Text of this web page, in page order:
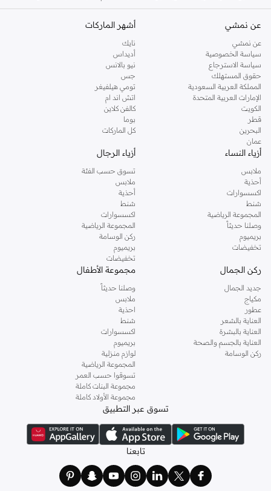
عن نمشي
عن نمشي
سياسة الخصوصية
سياسة الاسترجاع
حقوق المستهلك
المملكة العربية السعودية
الإمارات العربية المتحدة
الكويت
قطر
البحرين
عمان
أشهر الماركات
نايك
أديداس
نيو بالانس
جس
تومي هيلفيغر
اتش اند ام
كالفن كلاين
بوما
كل الماركات
أزياء النساء
ملابس
أحذية
اكسسوارات
شنط
المجموعة الرياضية
وصلنا حديثاً
بريميوم
تخفيضات
أزياء الرجال
تسوق حسب الفئة
ملابس
أحذية
شنط
اكسسوارات
المجموعة الرياضية
ركن الوسامة
بريميوم
تخفيضات
ركن الجمال
جديد الجمال
مكياج
عطور
العناية بالشعر
العناية بالبشرة
العناية بالجسم والصحة
ركن الوسامة
مجموعة الأطفال
وصلنا حديثاً
ملابس
احذية
شنط
اكسسوارات
بريميوم
لوازم منزلية
المجموعة الرياضية
تسوقوا حسب العمر
مجموعة البنات كاملة
مجموعة الأولاد كاملة
تسوق عبر التطبيق
تابعنا